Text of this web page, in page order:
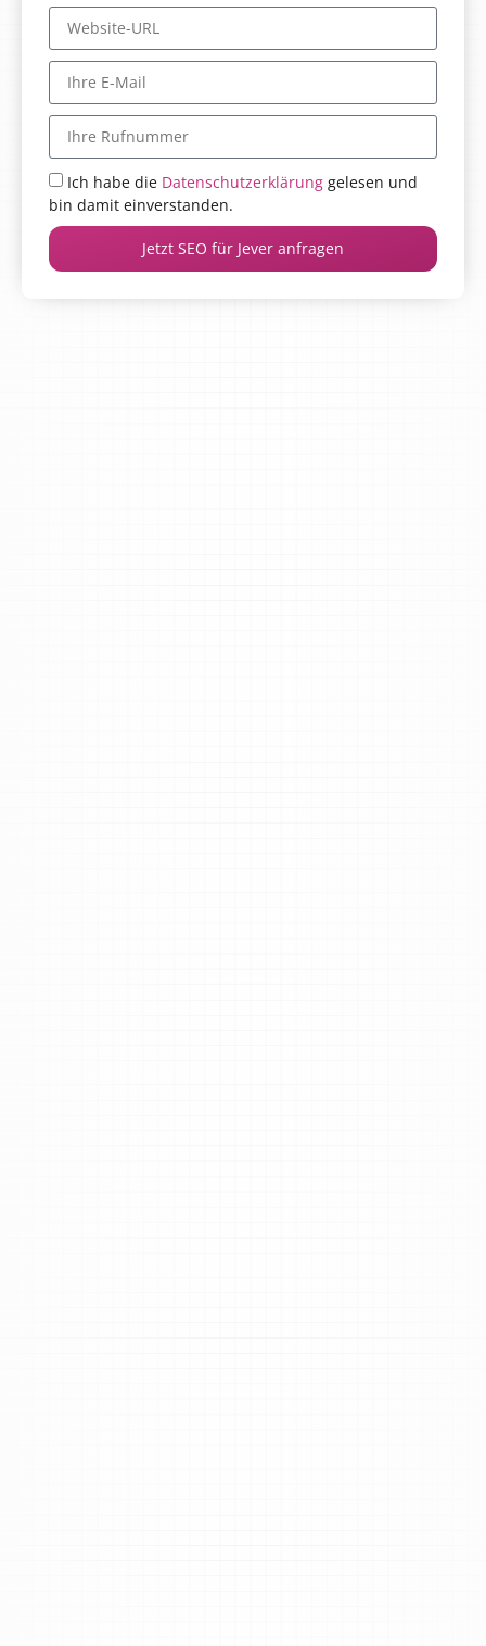
Ich habe die Datenschutzerklärung gelesen und
bin damit einverstanden.
Jetzt SEO für Jever anfragen